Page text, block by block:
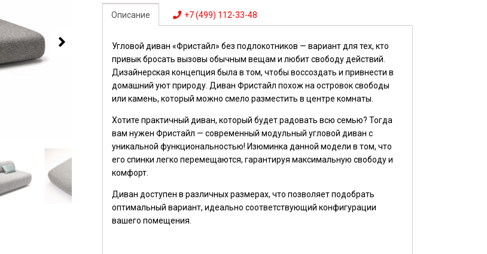
Описание +7 (499) 112-33-48
Угловой диван «Фристайл»без подлокотников — вариант для тех, кто
привык бросать вызовы обычным вещам и любит свободу действий.
Дизайнерская концепция была в том, чтобы воссоздать и привнести в
домашний уют природу. Диван Фристайлпохож на островок свободы
или камень, который можно смело разместить в центре комнаты.
Хотите практичный диван, который будет радовать всю семью? Тогда
вам нужен Фристайл — современный модульный угловой диван с
уникальной функциональностью! Изюминка данной модели в том, что
его спинки легко перемещаются, гарантируя максимальную свободу и
комфорт.
Диван доступен в различных размерах, что позволяет подобрать
оптимальный вариант, идеально соответствующий конфигурации
вашего помещения.